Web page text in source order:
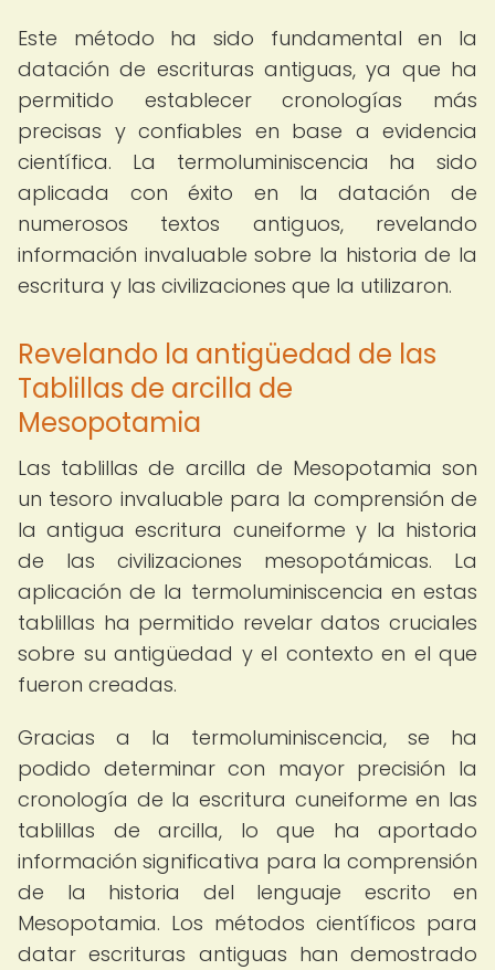
Este método ha sido fundamental en la
datación de escrituras antiguas, ya que ha
permitido establecer cronologías más
precisas y confiables en base a evidencia
científica. La termoluminiscencia ha sido
aplicada con éxito en la datación de
numerosos textos antiguos, revelando
información invaluable sobre la historia de la
escritura y las civilizaciones que la utilizaron.
Revelando la antigüedad de las
Tablillas de arcilla de
Mesopotamia
Las tablillas de arcilla de Mesopotamia son
un tesoro invaluable para la comprensión de
la antigua escritura cuneiforme y la historia
de las civilizaciones mesopotámicas. La
aplicación de la termoluminiscencia en estas
tablillas ha permitido revelar datos cruciales
sobre su antigüedad y el contexto en el que
fueron creadas.
Gracias a la termoluminiscencia, se ha
podido determinar con mayor precisión la
cronología de la escritura cuneiforme en las
tablillas de arcilla, lo que ha aportado
información significativa para la comprensión
de la historia del lenguaje escrito en
Mesopotamia. Los métodos científicos para
datar escrituras antiguas han demostrado